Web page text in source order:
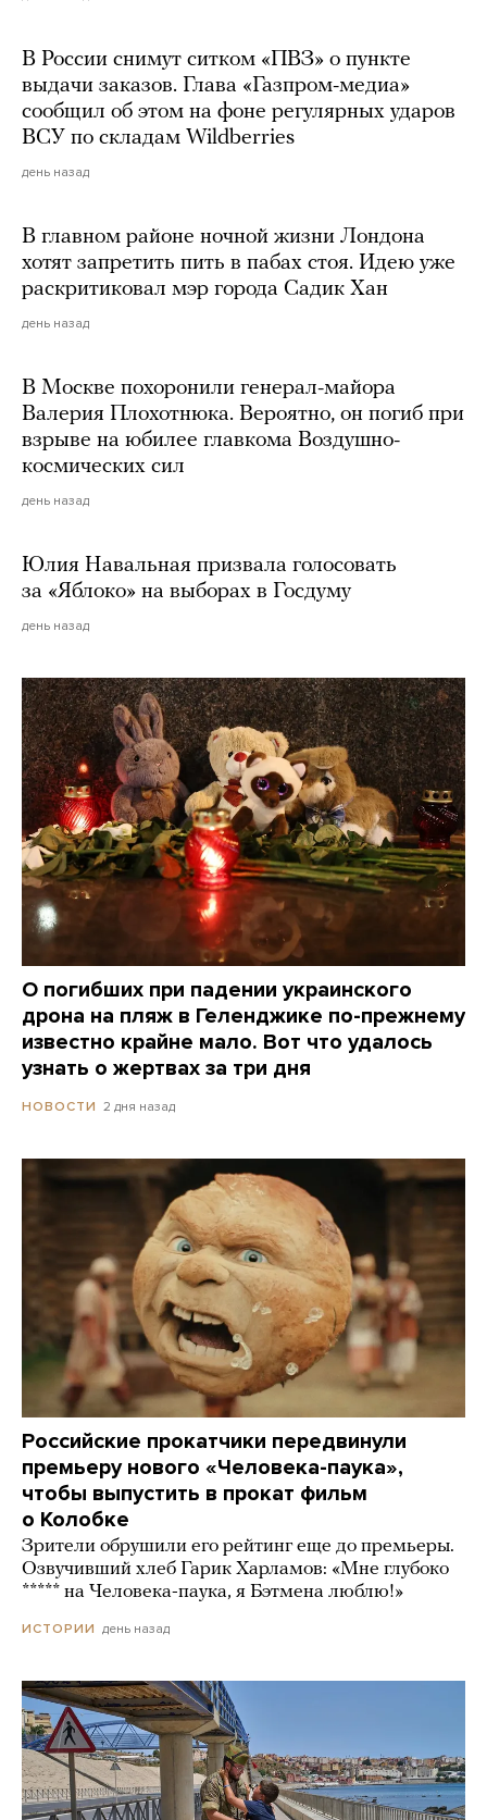
В России снимут ситком «ПВЗ» о пункте
выдачи заказов. Глава «Газпром-медиа»
сообщил об этом на фоне регулярных ударов
ВСУ по складам Wildberries
день назад
В главном районе ночной жизни Лондона
хотят запретить пить в пабах стоя. Идею уже
раскритиковал мэр города Садик Хан
день назад
В Москве похоронили генерал-майора
Валерия Плохотнюка. Вероятно, он погиб при
взрыве на юбилее главкома Воздушно-
космических сил
день назад
Юлия Навальная призвала голосовать
за «Яблоко» на выборах в Госдуму
день назад
О погибших при падении украинского
дрона на пляж в Геленджике по-прежнему
известно крайне мало. Вот что удалось
узнать о жертвах за три дня
НОВОСТИ 2 дня назад
Российские прокатчики передвинули
премьеру нового «Человека-паука»,
чтобы выпустить в прокат фильм
о Колобке
Зрители обрушили его рейтинг еще до премьеры.
Озвучивший хлеб Гарик Харламов: «Мне глубоко
***** на Человека-паука, я Бэтмена люблю!»
ИСТОРИИ день назад